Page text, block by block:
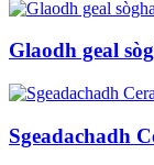
Glaodh geal
Sgeadachadh